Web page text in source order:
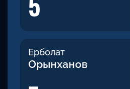
Ерболат
Орынханов